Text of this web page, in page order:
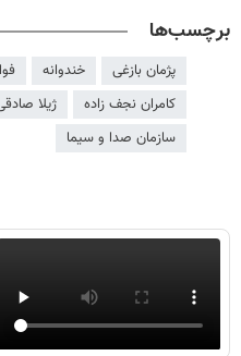
برچسب‌ها
پژمان بازغی خندوانه
کامران نجف زاده
ژیلا
سازمان صدا و سیما